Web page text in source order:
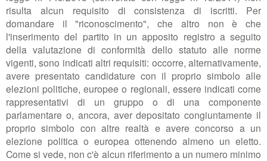
risulta alcun requisito di consistenza di iscritti. Per
domandare il "riconoscimento", che altro non è che
l'inserimento del partito in un apposito registro a seguito
della valutazione di conformità dello statuto alle norme
vigenti, sono indicati altri requisiti: occorre, alternativamente,
avere presentato candidature con il proprio simbolo alle
elezioni politiche, europee o regionali, essere indicati come
rappresentativi di un gruppo o di una componente
parlamentare o, ancora, aver depositato congiuntamente il
proprio simbolo con altre realtà e avere concorso a un
elezione politica o europea ottenendo almeno un eletto.
Come si vede, non c'è alcun riferimento a un numero minimo